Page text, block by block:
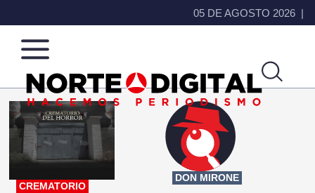
05 DE AGOSTO 2026
Norte
de
Ciudad
Más
que
noticias,
hacemos periodismo
CREMATORIO
DON MIRONE